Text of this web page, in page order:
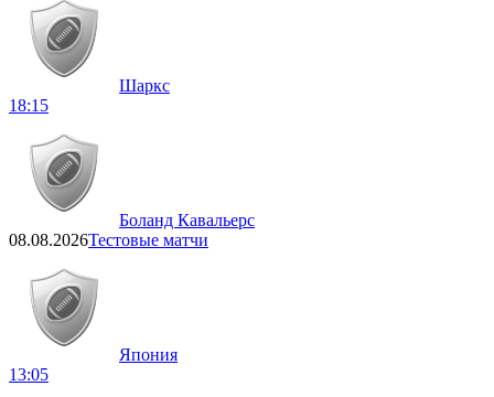
Шаркс
18:15
Боланд Кавальерс
08.08.2026Тестовые матчи
Япония
13:05